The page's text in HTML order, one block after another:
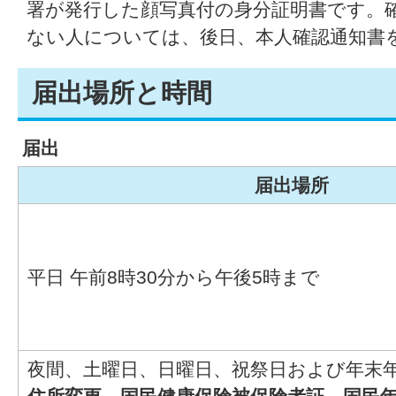
署が発行した顔写真付の身分証明書です。
ない人については、後日、本人確認通知
届出場所と時間
届出
届出場所
平日 午前8時30分から午後5時まで
夜間、土曜日、日曜日、祝祭日および年末